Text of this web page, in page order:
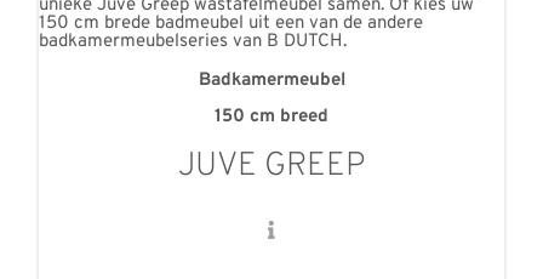
Badkamermeubel
150 cm breed
JUVE GREEP